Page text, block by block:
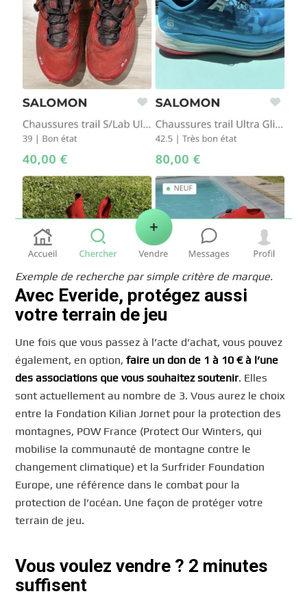
Exemple de recherche par simple critère de marque.
Avec Everide, protégez aussi
votre terrain de jeu
Une fois que vous passez à l’acte d’achat, vous pouvez
également, en option,faire un don de 1 à 10 € à l’une
des associations que vous souhaitez soutenir. Elles
sont actuellement au nombre de 3. Vous aurez le choix
entre la Fondation Kilian Jornet pour la protection des
montagnes, POW France (Protect Our Winters, qui
mobilise la communauté de montagne contre le
changement climatique) et la Surfrider Foundation
Europe, une référence dans le combat pour la
protection de l’océan. Une façon de protéger votre
terrain de jeu.
Vous voulez vendre ? 2 minutes
suffisent